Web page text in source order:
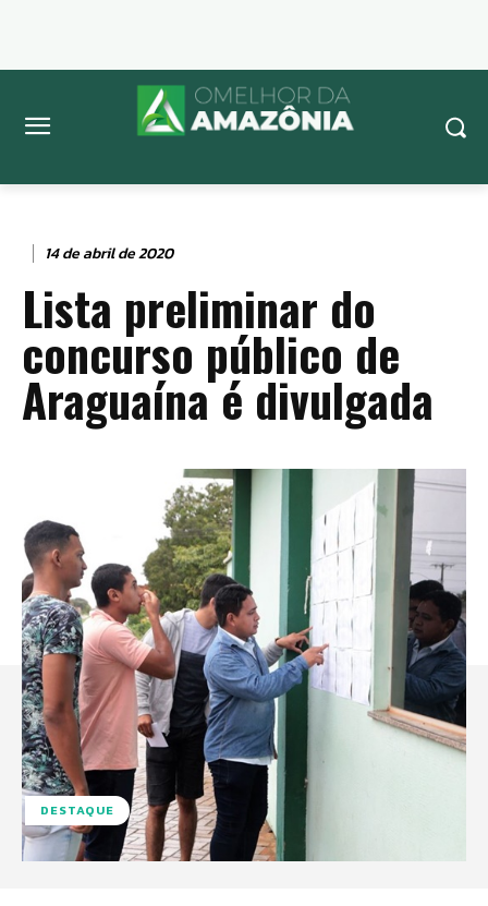
14 de abril de 2020
Lista preliminar do
concurso público de
Araguaína é divulgada
DESTAQUE